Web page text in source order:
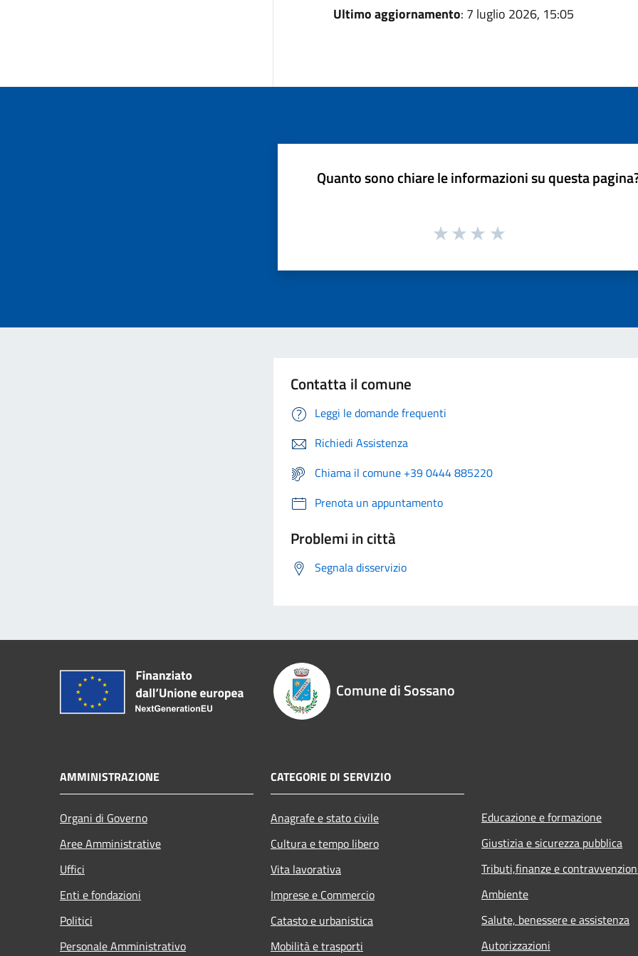
Ultimo aggiornamento: 7 luglio 2026, 15:05
Quanto sono chiare le informazioni su questa
Contatta il comune
Leggi le domande frequenti
Richiedi Assistenza
Chiama il comune +39 0444 885220
Prenota un appuntamento
Problemi in città
Segnala disservizio
Comune di Sossano
AMMINISTRAZIONE
Organi di Governo
Aree Amministrative
Uffici
Enti e fondazioni
Politici
Personale Amministrativo
CATEGORIE DI SERVIZIO
Anagrafe e stato civile
Cultura e tempo libero
Vita lavorativa
Imprese e Commercio
Catasto e urbanistica
Mobilità e trasporti
Educazione e formazione
Giustizia e sicurezza pubblica
Tributi,finanze e
Ambiente
Salute, benessere e assistenza
Autorizzazioni